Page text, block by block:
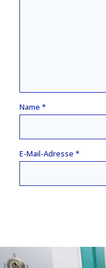
Name *
E-Mail-Adresse *